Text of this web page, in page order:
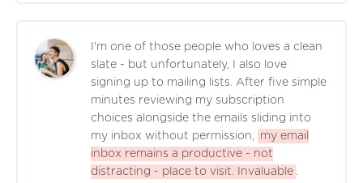
I'm one of those people who loves a clean
slate - but unfortunately, I also love
signing up to mailing lists. After five simple
minutes reviewing my subscription
choices alongside the emails sliding into
my inbox without permission,
my email
inbox remains a productive - not
distracting - place to visit. Invaluable